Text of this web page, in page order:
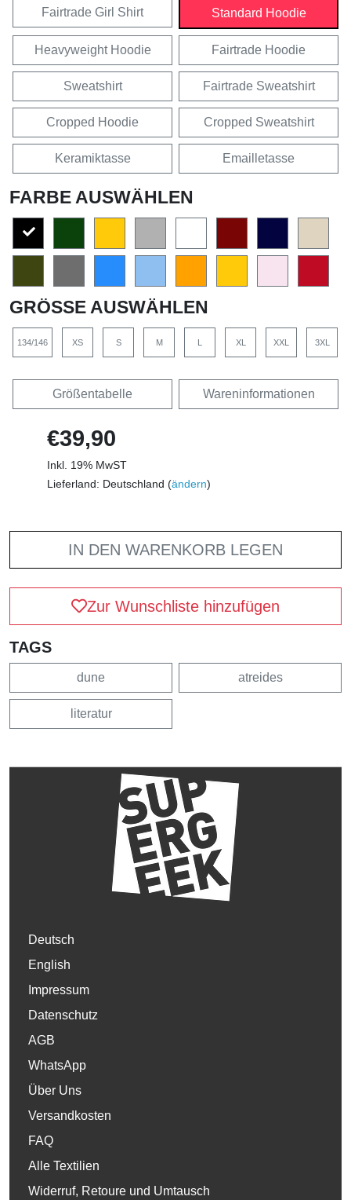
Fairtrade Girl Shirt Standard Hoodie
Heavyweight Hoodie Fairtrade Hoodie
Sweatshirt Fairtrade Sweatshirt
Cropped Hoodie Cropped Sweatshirt
Keramiktasse Emailletasse
FARBE AUSWÄHLEN
GRÖSSE AUSWÄHLEN
134/146 XS S M L XL XXL 3XL
Größentabelle Wareninformationen
€39,90
Inkl. 19% MwST
Lieferland: Deutschland (ändern)
IN DEN WARENKORB LEGEN
Zur Wunschliste hinzufügen
TAGS
dune atreides
literatur
Deutsch
English
Impressum
Datenschutz
AGB
WhatsApp
Über Uns
Versandkosten
FAQ
Alle Textilien
Widerruf, Retoure und Umtausch